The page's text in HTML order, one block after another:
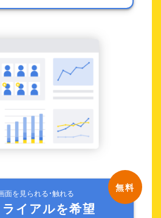
面を見られる・触れる
ライアルを希望